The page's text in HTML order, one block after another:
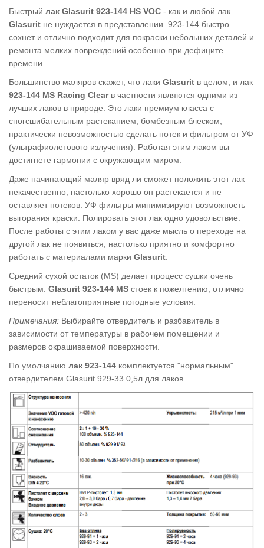
Быстрый лак Glasurit 923-144 HS VOC - как и любой лак
Glasurit не нуждается в представлении. 923-144 быстро
сохнет и отлично подходит для покраски небольших деталей и
ремонта мелких повреждений особенно при дефиците
времени.
Большинство маляров скажет, что лаки Glasurit в целом, и лак
923-144 MS Racing Clearв частности являются одними из
лучших лаков в природе. Это лаки премиум класса с
сногсшибательным растеканием, бомбезным блеском,
практически невозможностью сделать потек и фильтром от УФ
(ультрафиолетового излучения). Работая этим лаком вы
достигнете гармонии с окружающим миром.
Даже начинающий маляр вряд ли сможет положить этот лак
некачественно, настолько хорошо он растекается и не
оставляет потеков. УФ фильтры минимизируют возможность
выгорания краски. Полировать этот лак одно удовольствие.
После работы с этим лаком у вас даже мысль о переходе на
другой лак не появиться, настолько приятно и комфортно
работать с материалами марки Glasurit
Средний сухой остаток (MS) делает процесс сушки очень
быстрым. Glasurit 923-144 MS стоек к пожелтению, отлично
переносит неблагоприятные погодные условия.
Примечания: Выбирайте отвердитель и разбавитель в
зависимости от температуры в рабочем помещении и
размеров окрашиваемой поверхности.
По умолчанию лак 923-144 комплектуется "нормальным"
отвердителем Glasurit 929-33 0,5л для лаков